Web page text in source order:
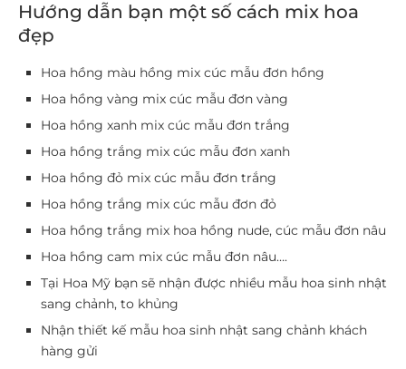
Hướng dẫn bạn một số cách mix hoa
đẹp
Hoa hồng màu hồng mix cúc mẫu đơn hồng
Hoa hồng vàng mix cúc mẫu đơn vàng
Hoa hồng xanh mix cúc mẫu đơn trắng
Hoa hồng trắng mix cúc mẫu đơn xanh
Hoa hồng đỏ mix cúc mẫu đơn trắng
Hoa hồng trắng mix cúc mẫu đơn đỏ
Hoa hồng trắng mix hoa hồng nude, cúc mẫu đơn nâu
Hoa hồng cam mix cúc mẫu đơn nâu….
Tại Hoa Mỹ bạn sẽ nhận được nhiều mẫu hoa sinh nhật
sang chảnh, to khủng
Nhận thiết kế mẫu hoa sinh nhật sang chảnh khách
hàng gửi